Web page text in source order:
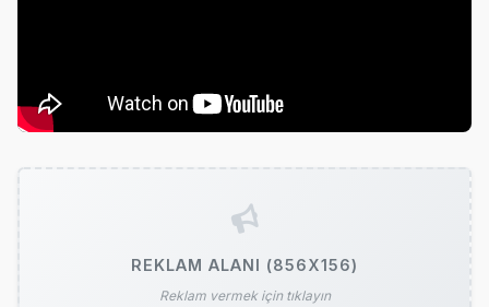
REKLAM ALANI (856X156)
Reklam vermek için tıklayın